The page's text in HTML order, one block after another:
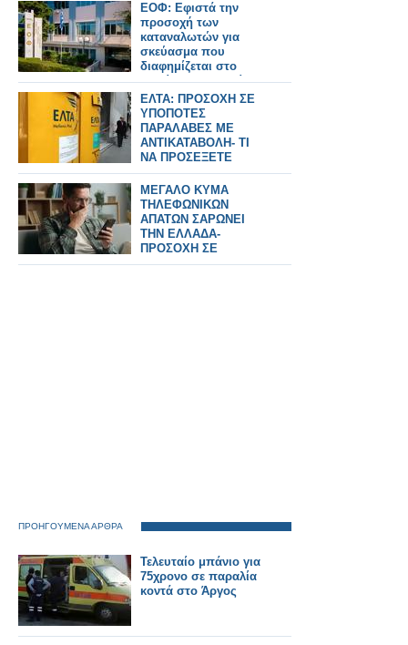
ΕΟΦ: Εφιστά την
προσοχή των
καταναλωτών για
σκεύασμα που
διαφημίζεται στο
διαδίκτυο – Δεν είναι
εγκεκριμένο
ΕΛΤΑ: ΠΡΟΣΟΧΗ ΣΕ
ΥΠΟΠΟΤΕΣ
ΠΑΡΑΛΑΒΕΣ ΜΕ
ΑΝΤΙΚΑΤΑΒΟΛΗ- ΤΙ
ΝΑ ΠΡΟΣΕΞΕΤΕ
ΜΕΓΑΛΟ ΚΥΜΑ
ΤΗΛΕΦΩΝΙΚΩΝ
ΑΠΑΤΩΝ ΣΑΡΩΝΕΙ
ΤΗΝ ΕΛΛΑΔΑ-
ΠΡΟΣΟΧΗ ΣΕ
ΗΛΙΚΙΩΜΕΝΟΥΣ
ΠΡΟΗΓΟΥΜΕΝΑ ΑΡΘΡΑ
Τελευταίο μπάνιο για
75χρονο σε παραλία
κοντά στο Άργος